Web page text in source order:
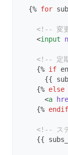
  {%
for
<!-- 変更
    <
input
<!-- 定
    {%
if
{{
    {%
else
      <
a
    {%
endif
<!-- ス
{{